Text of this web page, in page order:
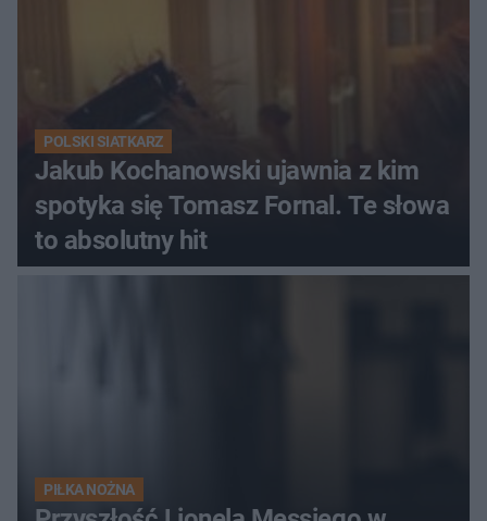
POLSKI SIATKARZ
Jakub Kochanowski ujawnia z kim
spotyka się Tomasz Fornal. Te słowa
to absolutny hit
PIŁKA NOŻNA